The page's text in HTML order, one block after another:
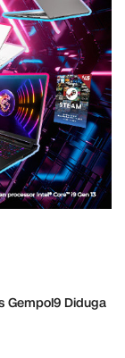
Gempol9 Diduga